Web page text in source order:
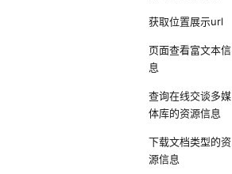
获取位置展示url
页面查看富文本信
息
查询在线交谈多媒
体库的资源信息
下载文档类型的资
源信息